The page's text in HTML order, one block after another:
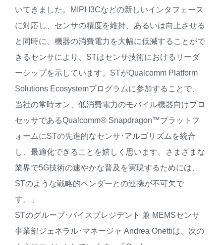
いてきました。MIPI I3Cなどの新しいインタフェース
に対応し、センサの精度を維持、あるいは向上させる
と同時に、機器の消費電力を大幅に低減することがで
きるセンサにより、STはセンサ技術におけるリーダ
ーシップを示しています。STがQualcomm Platform
Solutions Ecosystemプログラムに参加することで、
当社の常時オン、低消費電力のモバイル機器向けプロ
セッサであるQualcomm® Snapdragon™プラットフ
ォームにSTの先進的なセンサ･アルゴリズムを統合
し、最適化できることを嬉しく思います。さまざまな
業界で5G技術の速やかな普及を実現するためには、
STのような戦略的ベンダーとの連携が不可欠で
す。」
STのグループ･バイスプレジデント 兼 MEMSセンサ
事業部ジェネラル･マネージャ Andrea Onettiは、次の